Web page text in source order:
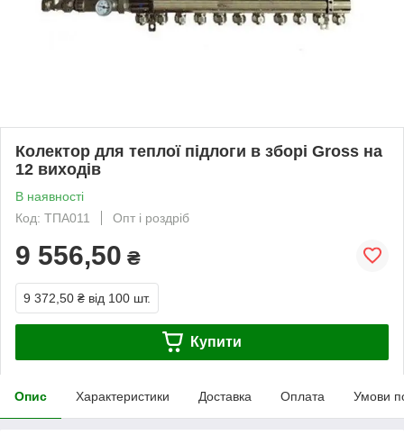
Колектор для теплої підлоги в зборі Gross на
12 виходів
В наявності
Код: ТПА011
Опт і роздріб
9 556,50 ₴
9 372,50 ₴ від 100 шт.
Купити
Опис Характеристики Доставка Оплата Умови